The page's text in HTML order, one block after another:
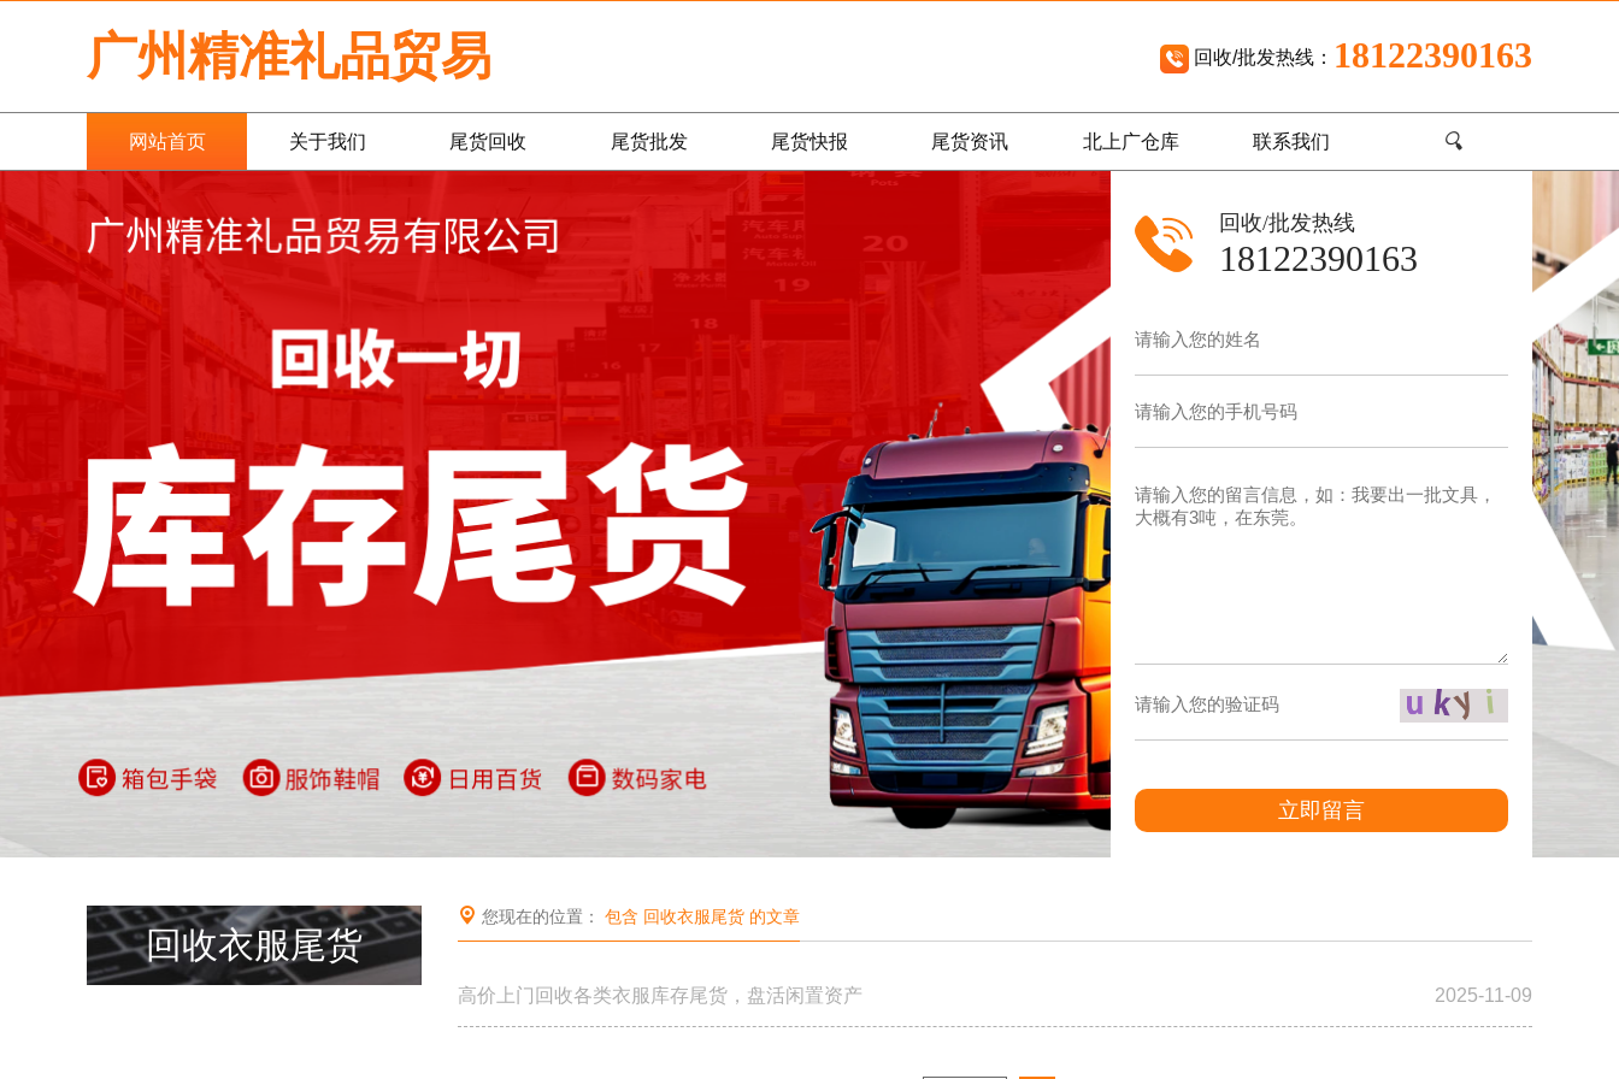
广州精准礼品贸易 回收/批发热线： 18122390163
网站首页 关于我们 尾货回收 尾货批发 尾货快报 尾货资讯 北上广仓库 联系我们 🔍
回收/批发热线
18122390163
立即留言
回收衣服尾货
您现在的位置： 包含 回收衣服尾货 的文章
高价上门回收各类衣服库存尾货，盘活闲置资产 2025-11-09